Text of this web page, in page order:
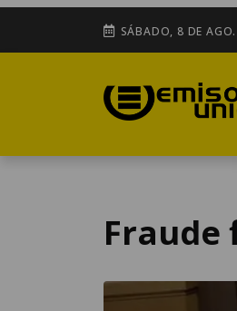
SÁBADO, 8 DE
Fraude